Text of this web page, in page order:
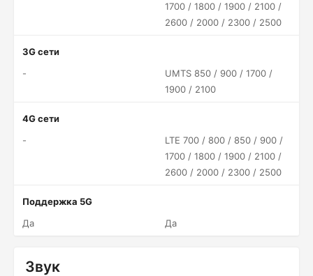
1700 / 1800 / 1900 / 2100 /
2600 / 2000 / 2300 / 2500
3G сети
-
UMTS 850 / 900 / 1700 /
1900 / 2100
4G сети
-
LTE 700 / 800 / 850 / 900 /
1700 / 1800 / 1900 / 2100 /
2600 / 2000 / 2300 / 2500
Поддержка 5G
Да
Да
Звук